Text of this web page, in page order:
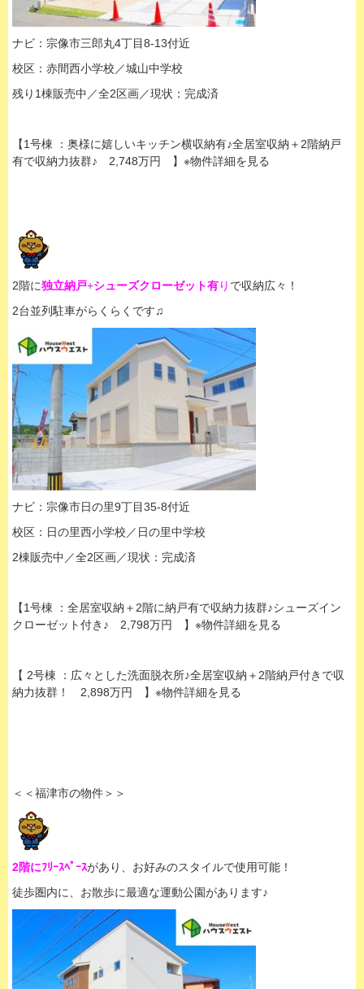
ナビ：宗像市三郎丸4丁目8-13付近
校区：赤間西小学校／城山中学校
残り1棟販売中／全2区画／現状：完成済
【1号棟 ：奥様に嬉しいキッチン横収納有♪全居室収納＋2階納戸
有で収納力抜群♪ 2,748万円 】※物件詳細を見る
2階に独立納戸+シューズクローゼット有り で収納広々！
2台並列駐車がらくらくです♫
ナビ：宗像市日の里9丁目35-8付近
校区：日の里西小学校／日の里中学校
2棟販売中／全2区画／現状：完成済
【1号棟 ：全居室収納＋2階に納戸有で収納力抜群♪シューズイン
クローゼット付き♪ 2,798万円 】※物件詳細を見る
【 2号棟 ：広々とした洗面脱衣所♪全居室収納＋2階納戸付きで収
納力抜群！ 2,898万円 】※物件詳細を見る
＜＜福津市の物件＞＞
2階にﾌﾘｰｽﾍﾟｰｽがあり、お好みのスタイルで使用可能！
徒歩圏内に、お散歩に最適な運動公園があります♪